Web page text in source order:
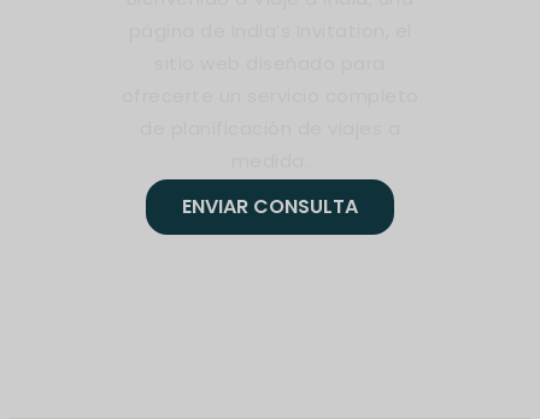
ENVIAR CONSULTA